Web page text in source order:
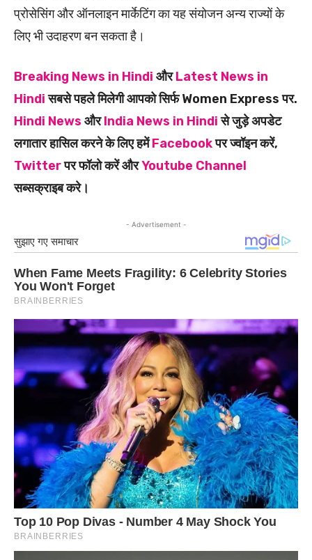
प्रोसेसिंग और ऑनलाइन मार्केटिंग का यह संयोजन अन्य राज्यों के
लिए भी उदाहरण बन सकता है।
Breaking News in Hindi औरLatest News in
Hindiसबसे पहले मिलेगी आपको सिर्फ Women Express पर.
Hindi News औरIndia News in Hindiसे जुड़े अपडेट
लगातार हासिल करने के लिए हमेंFacebookपर ज्वॉइन करें,
Twitterपर फॉलो करें औरYoutube Channel
सब्सक्राइब करे।
- Advertisement -